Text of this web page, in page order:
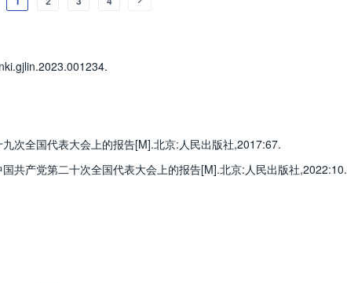
次全国代表大会上的报告[M].北京:人民出版社,2017:67.
产党第二十次全国代表大会上的报告[M].北京:人民出版社,2022:10.